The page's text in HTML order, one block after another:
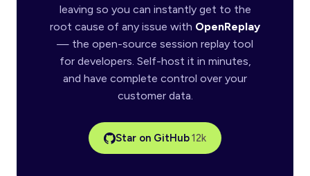
leaving so you can instantly get to the
root cause of any issue with OpenReplay
— the open-source session replay tool
for developers. Self-host it in minutes,
and have complete control over your
customer data.
Star on GitHub12k